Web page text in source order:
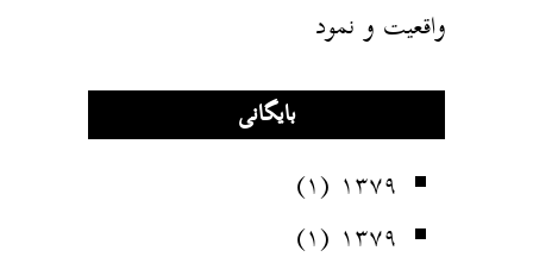
واقعیت و نمود
بایگانی
۱۳۷۹ (۱)
۱۳۷۹ (۱)